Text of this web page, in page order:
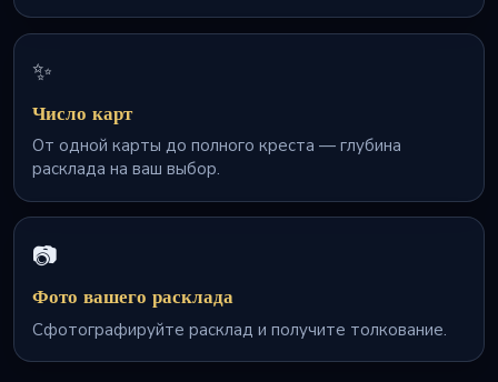
✨
Число карт
От одной карты до полного креста — глубина
расклада на ваш выбор.
📷
Фото вашего расклада
Сфотографируйте расклад и получите толкование.